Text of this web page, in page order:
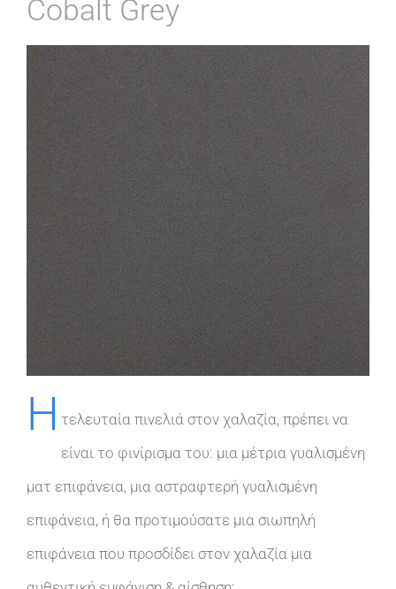
Cobalt Grey
Η τελευταία πινελιά στον χαλαζία, πρέπει να
είναι το φινίρισμα του: μια μέτρια γυαλισμένη
ματ επιφάνεια, μια αστραφτερή γυαλισμένη
επιφάνεια, ή θα προτιμούσατε μια σιωπηλή
επιφάνεια που προσδίδει στον χαλαζία μια